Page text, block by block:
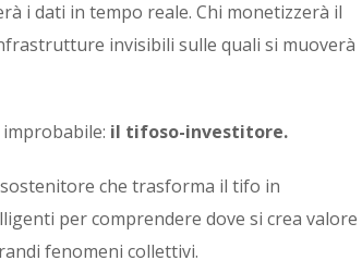
i dati in tempo reale. Chi monetizzerà il
invisibili sulle quali si muoverà
il tifoso-investitore.
che trasforma il tifo in
per comprendere dove si crea valore
fenomeni collettivi.